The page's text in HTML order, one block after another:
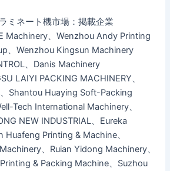
ミネート機市場：掲載企業
Machinery、Wenzhou Andy Printing
、Wenzhou Kingsun Machinery
、Danis Machinery
LAIYI PACKING MACHINERY、
Shantou Huaying Soft-Packing
Tech International Machinery、
NEW INDUSTRIAL、Eureka
Printing & Machine、
、Ruian Yidong Machinery、
& Packing Machine、Suzhou